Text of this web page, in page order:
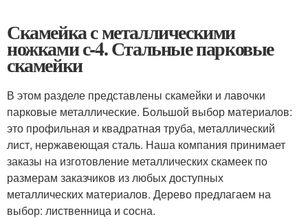
Скамейка с металлическими
ножками с-4. Стальные парковые
скамейки
В этом разделе представлены скамейки и лавочки
парковые металлические. Большой выбор материалов:
это профильная и квадратная труба, металлический
лист, нержавеющая сталь. Наша компания принимает
заказы на изготовление металлических скамеек по
размерам заказчиков из любых доступных
металлических материалов. Дерево предлагаем на
выбор: лиственница и сосна.